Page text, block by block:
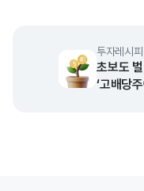
투자레시피
초보도
‘고배당